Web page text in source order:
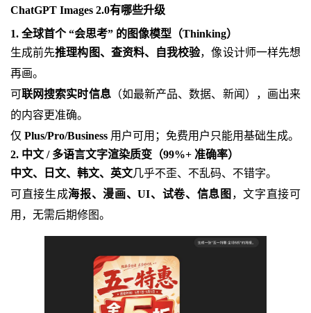
ChatGPT Images 2.0有哪些升级
1. 全球首个 “会思考” 的图像模型（Thinking）
生成前先推理构图、查资料、自我校验，像设计师一样先想
再画。
可联网搜索实时信息（如最新产品、数据、新闻），画出来
的内容更准确。
仅 Plus/Pro/Business用户可用；免费用户只能用基础生成。
2. 中文 / 多语言文字渲染质变（99%+ 准确率）
中文、日文、韩文、英文几乎不歪、不乱码、不错字。
可直接生成海报、漫画、UI、试卷、信息图 ，文字直接可
用，无需后期修图。